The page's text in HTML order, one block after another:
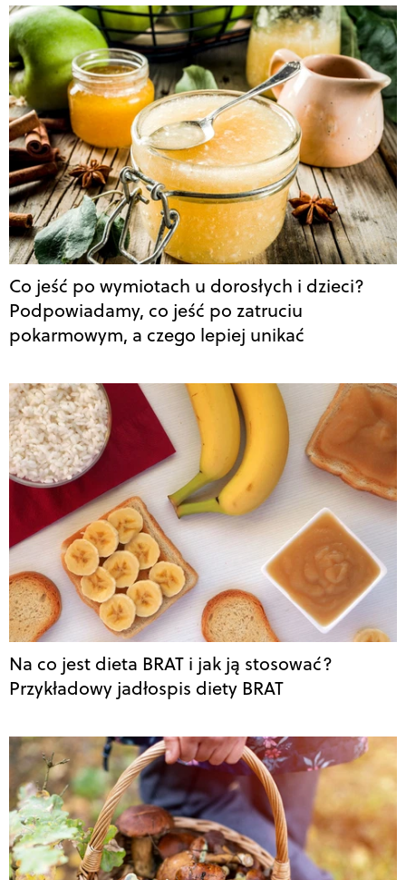
Co jeść po wymiotach u dorosłych i dzieci?
Podpowiadamy, co jeść po zatruciu
pokarmowym, a czego lepiej unikać
Na co jest dieta BRAT i jak ją stosować?
Przykładowy jadłospis diety BRAT